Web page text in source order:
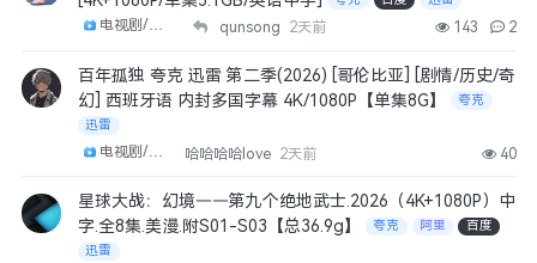
电视剧/剧集 qunsong 2天前 143 2
百年孤独 夸克 迅雷 第二季(2026) [哥伦比亚] [剧情/历史/奇
幻] 西班牙语 内封多国字幕 4K/1080P【单集8G】
夸克
迅雷
哈哈哈哈love 2天前 40
星球大战：幻境——第九个绝地武士.2026（4K+1080P）中
字.全8集.美漫.附S01-S03【总36.9g】
夸克 阿里
百度
迅雷